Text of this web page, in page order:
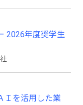
Ｉを活用した業